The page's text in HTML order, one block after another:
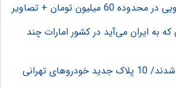
میلیون تومان + تصاویر
که به ایران می‌آید در کشور امارات چند